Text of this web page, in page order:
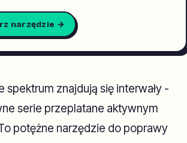
narzędzie →
spektrum znajdują się interwały -
serie przeplatane aktywnym
potężne narzędzie do poprawy